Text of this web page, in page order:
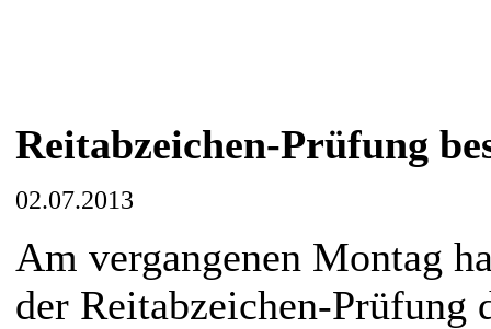
Reitabzeichen-Prüfung
02.07.2013
Am vergangenen Montag
der Reitabzeichen-Prüfung